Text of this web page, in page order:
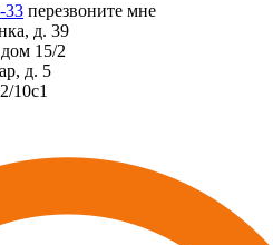
33 перезвоните мне
д. 39
15/2
д. 5
10с1